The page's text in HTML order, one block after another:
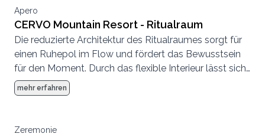
Apero
CERVO Mountain Resort - Ritualraum
Die reduzierte Architektur des Ritualraumes sorgt für
einen Ruhepol im Flow und fördert das Bewusstsein
für den Moment. Durch das flexible Interieur lässt sich
der Raum ganz unterschiedlich nutzen.
mehr erfahren
Zeremonie